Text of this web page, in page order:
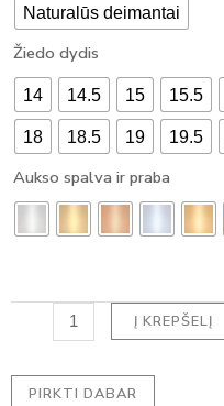
Naturalūs deimantai
Žiedo dydis
14 14.5 15 15.5
18 18.5 19 19.5
Aukso spalva ir praba
ŽIEDAS
SU
DEIMANTU
ROUND
(1.20
ct)
Į KREPŠELĮ
PIRKTI DABAR